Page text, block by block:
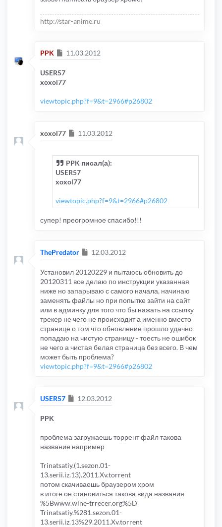
http://star-anime.ru
PPK Сообщение
11.03.2012
USER57
xoxol77
viewtopic.php?f=9&t=2966#p26802
xoxol77 Сообщение
11.03.2012
PPK писал(а):
USER57
xoxol77
viewtopic.php?f=9&t=2966#p26802
супер! преогромное спасибо!!!
ThePredator Сообщение
12.03.2012
Установил 20120229 и пытаюсь обновить до
20120311 все делаю по инструкции указанная
ниже но запарываю с самого начала, начинаю
заменять файлы но при попытке зайти на сайт
или в админку для того что бы нажать на ссылку
трекер не чего не происходит а именно вместо
странице о том что обновление прошло удачно
попадаю на чистую страницу - тоесть не ошибок
не чего а чистая белая страница без всего. В чем
может быть проблема?
viewtopic.php?f=9&t=2966#p26802
USER57 Сообщение
12.03.2012
PPK
проблема загружаешь торрент файл такова
название например
Trinatsatiy.(1.sezon.01-
13.serii.iz.13).2011.Xv.torrent
потом скачиваешь браузером хром
в итоге он становиться такова вида названия
%5Bwww.wine-trrecer.org%5D
Trinatsatiy.%281.sezon.01-
13.serii.iz.13%29.2011.Xv.torrent